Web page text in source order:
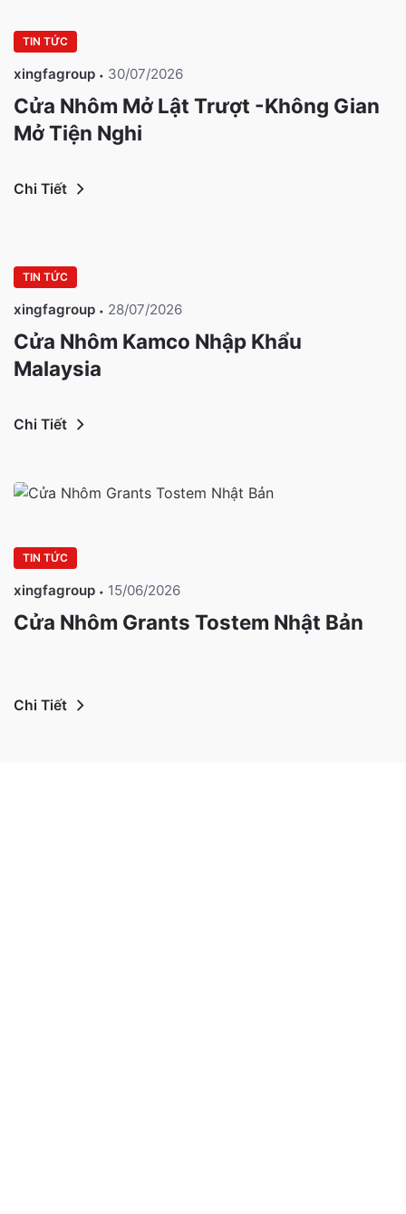
TIN TỨC
xingfagroup 30/07/2026
Cửa Nhôm Mở Lật Trượt -Không Gian
Mở Tiện Nghi
Chi Tiết
TIN TỨC
xingfagroup 28/07/2026
Cửa Nhôm Kamco Nhập Khẩu
Malaysia
Chi Tiết
TIN TỨC
xingfagroup 15/06/2026
Cửa Nhôm Grants Tostem Nhật Bản
Chi Tiết